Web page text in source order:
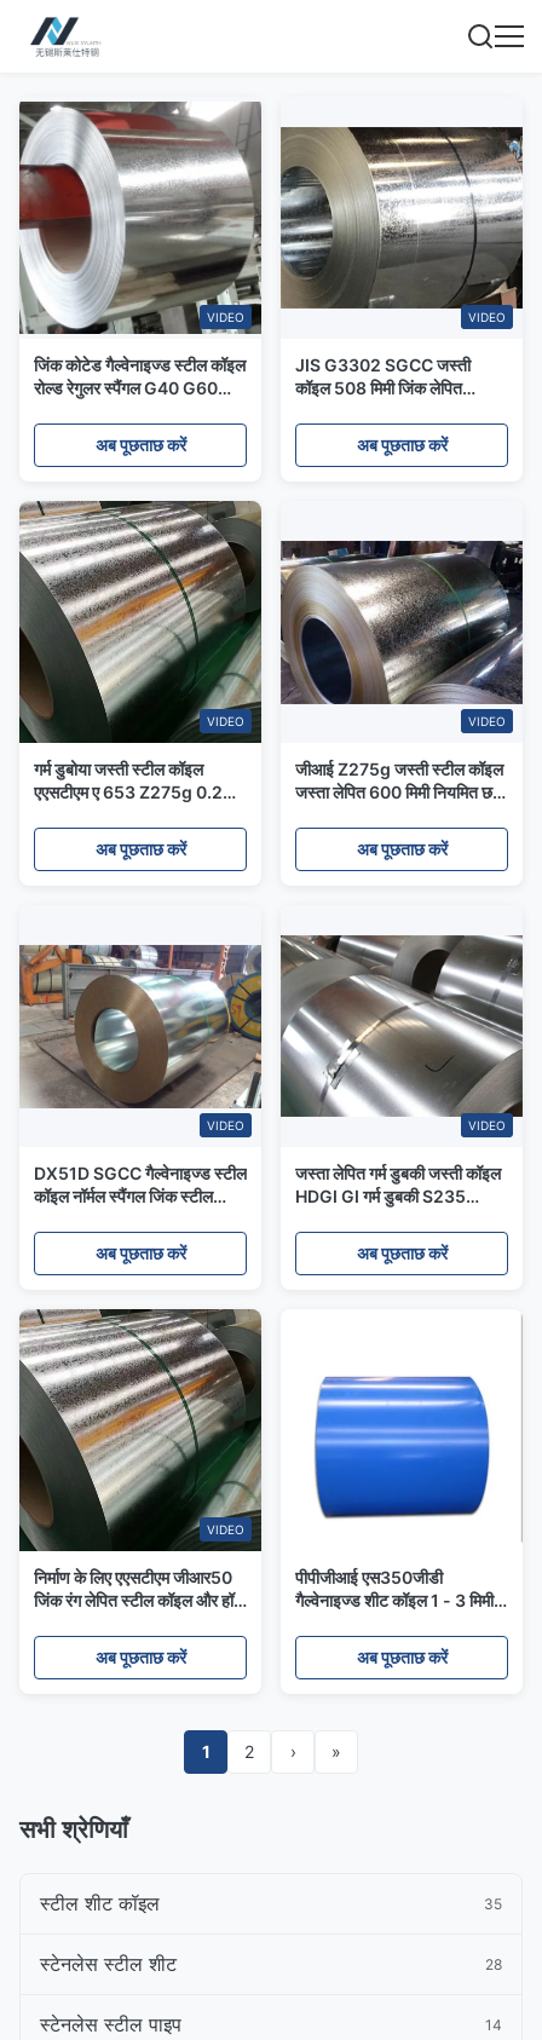
VIDEO
जिंक कोटेड गैल्वेनाइज्ड स्टील कॉइल
रोल्ड रेगुलर स्पैंगल G40 G60
अब पूछताछ करें
VIDEO
JIS G3302 SGCC जस्ती
कॉइल 508 मिमी जिंक लेपित
अब पूछताछ करें
VIDEO
गर्म डुबोया जस्ती स्टील कॉइल
एएसटीएम ए 653 Z275g 0.2m
अब पूछताछ करें
VIDEO
जीआई Z275g जस्ती स्टील कॉइल
जस्ता लेपित 600 मिमी नियमित छत
अब पूछताछ करें
VIDEO
DX51D SGCC गैल्वेनाइज्ड स्टील
कॉइल नॉर्मल स्पैंगल जिंक स्टील
मिमी
अब पूछताछ करें
VIDEO
जस्ता लेपित गर्म डुबकी जस्ती कॉइल
HDGI GI गर्म डुबकी S235
अब पूछताछ करें
VIDEO
निर्माण के लिए एएसटीएम जीआर50
जिंक रंग लेपित स्टील कॉइल और हॉट
अब पूछताछ करें
पीपीजीआई एस350जीडी
गैल्वेनाइज्ड शीट कॉइल 1 - 3 मिमी
अब पूछताछ करें
1 2 › »
सभी श्रेणियाँ
स्टील शीट कॉइल 35
स्टेनलेस स्टील शीट 28
स्टेनलेस स्टील पाइप 14